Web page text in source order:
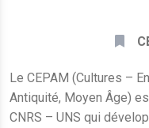
Le CEPAM (Cultures –
Antiquité, Moyen Âge)
CNRS – UNS qui